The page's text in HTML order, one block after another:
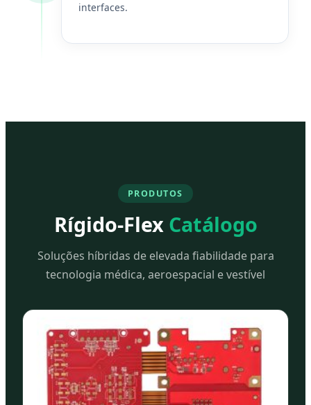
interfaces.
PRODUTOS
Rígido-Flex Catálogo
Soluções híbridas de elevada fiabilidade para
tecnologia médica, aeroespacial e vestível